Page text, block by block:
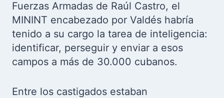
Fuerzas Armadas de Raúl Castro, el
MININT encabezado por Valdés habría
tenido a su cargo la tarea de inteligencia:
identificar, perseguir y enviar a esos
campos a más de 30.000 cubanos.
Entre los castigados estaban